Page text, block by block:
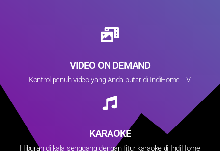
VIDEO ON DEMAND
Kontrol penuh video yang Anda putar di IndiHome TV.
KARAOKE
Hiburan di kala senggang dengan fitur karaoke di IndiHome